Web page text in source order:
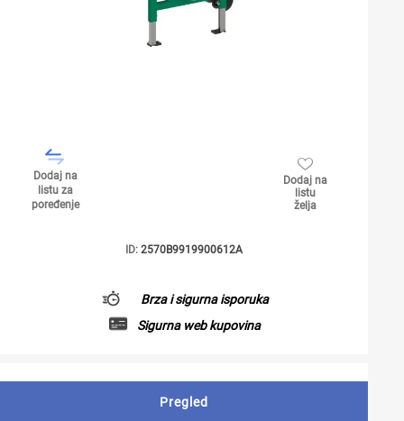
Dodaj na
listu za
poređenje
Dodaj na
listu
želja
ID: 2570B9919900612A
Brza i sigurna isporuka
Sigurna web kupovina
Pregled